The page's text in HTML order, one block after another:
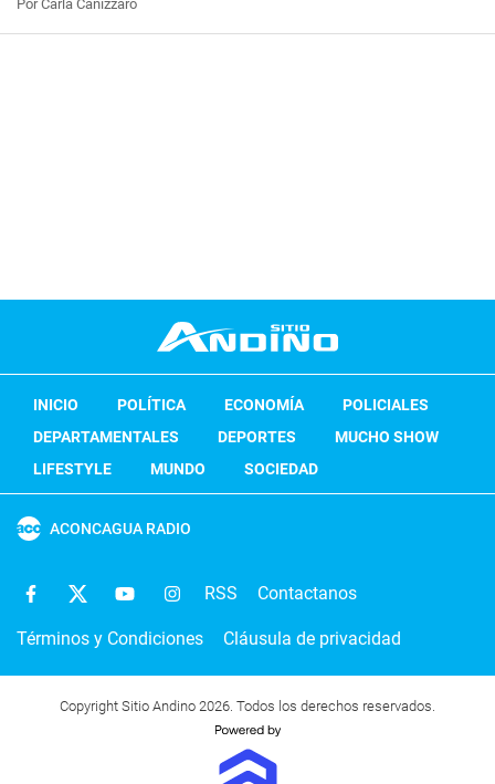
Por Carla Canizzaro
INICIO POLÍTICA ECONOMÍA
POLICIALES
DEPARTAMENTALES
DEPORTES
MUCHO SHOW
LIFESTYLE
MUNDO SOCIEDAD
ACONCAGUA RADIO
RSS Contactanos
Términos y Condiciones Cláusula de privacidad
Copyright Sitio Andino 2026. Todos los derechos reservados.